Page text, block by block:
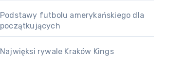
Podstawy futbolu amerykańskiego dla
początkujących
Najwięksi rywale Kraków Kings